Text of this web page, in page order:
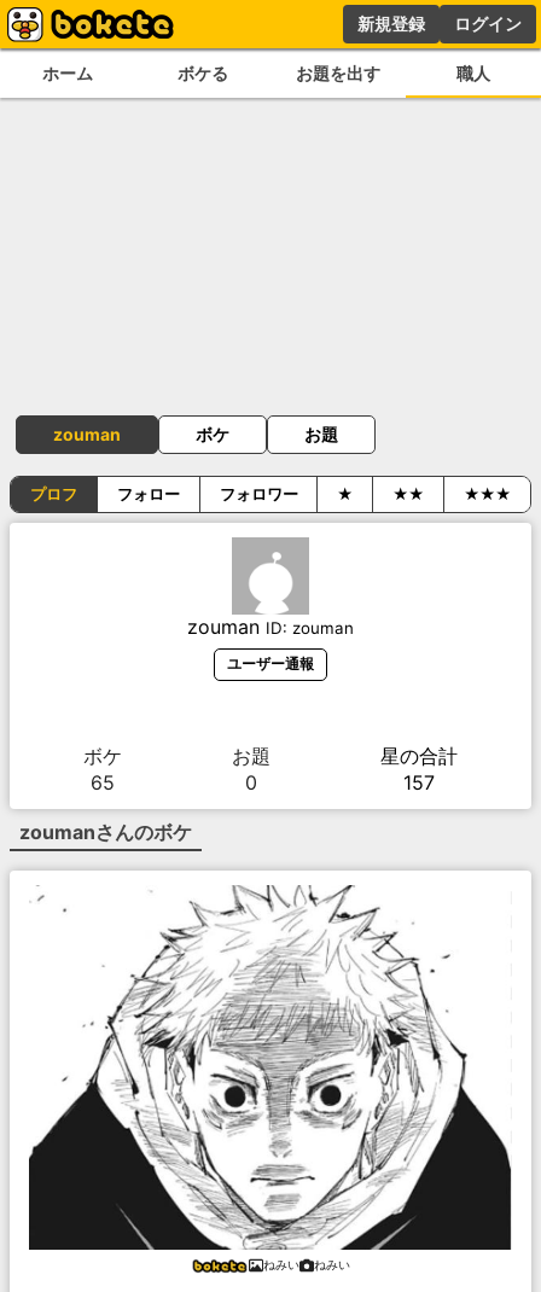
新規登録 ログイン
ホーム ボケる お題を出す 職人
zouman ボケ お題
プロフ フォロー フォロワー ★ ★★ ★★★
zouman ID: zouman
ユーザー通報
ボケ
65
お題
0
星の合計
157
zoumanさんのボケ
ねみい ねみい